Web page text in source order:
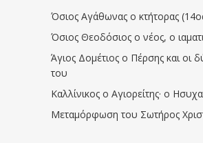
Όσιος Αγάθωνας ο κτήτορας
Όσιος Θεοδόσιος ο νέος, ο
Άγιος Δομέτιος ο Πέρσης και οι
του
Καλλίνικος ο Αγιορείτης · ο
Μεταμόρφωση του Σωτήρος